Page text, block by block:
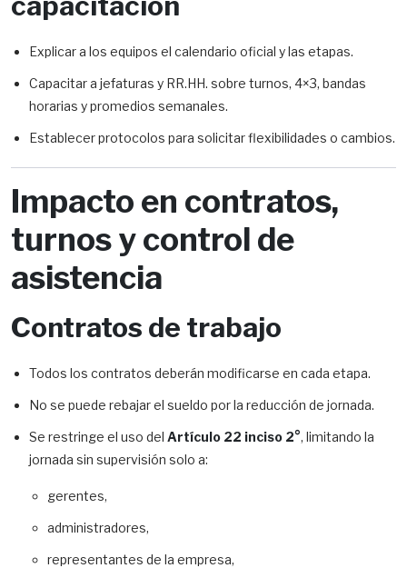
Explicar a los equipos el calendario oficial y las etapas.
Capacitar a jefaturas y RR.HH. sobre turnos, 4×3, bandas
horarias y promedios semanales.
Establecer protocolos para solicitar flexibilidades o cambios.
Impacto en contratos,
turnos y control de
asistencia
Contratos de trabajo
Todos los contratos deberán modificarse en cada etapa.
No se puede rebajar el sueldo por la reducción de jornada.
Se restringe el uso del Artículo 22 inciso 2°, limitando la
jornada sin supervisión solo a:
gerentes,
administradores,
representantes de la empresa,